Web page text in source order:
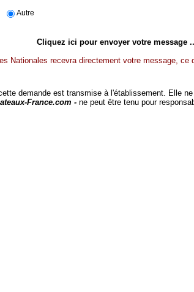
Autre
Cliquez ici pour envoyer votre message
Nationales recevra directement votre message,
demande est transmise à l'établissement. Elle
France.com - ne peut être tenu pour